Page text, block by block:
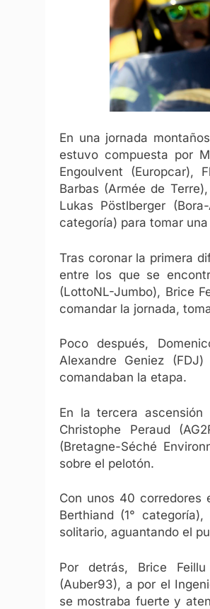
En una jornada
estuvo compuesta por
Engoulvent (Europcar),
Barbas (Armée de
Lukas Pöstlberger
categoría) para tomar
Tras coronar la primera
entre los que se
(LottoNL-Jumbo), Brice
comandar la jornada,
Poco después,
Alexandre Geniez
comandaban la etapa.
En la tercera
Christophe Peraud
(Bretagne-Séché
sobre el pelotón.
Con unos 40 corredores
Berthiand (1°
solitario, aguantando el
Por detrás, Brice
(Auber93), a por el
se mostraba fuerte y